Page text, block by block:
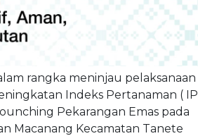
rangka meninjau pelaksanaan
Indeks Pertanaman ( IP
Pekarangan Emas pada
Macanang Kecamatan Tanete